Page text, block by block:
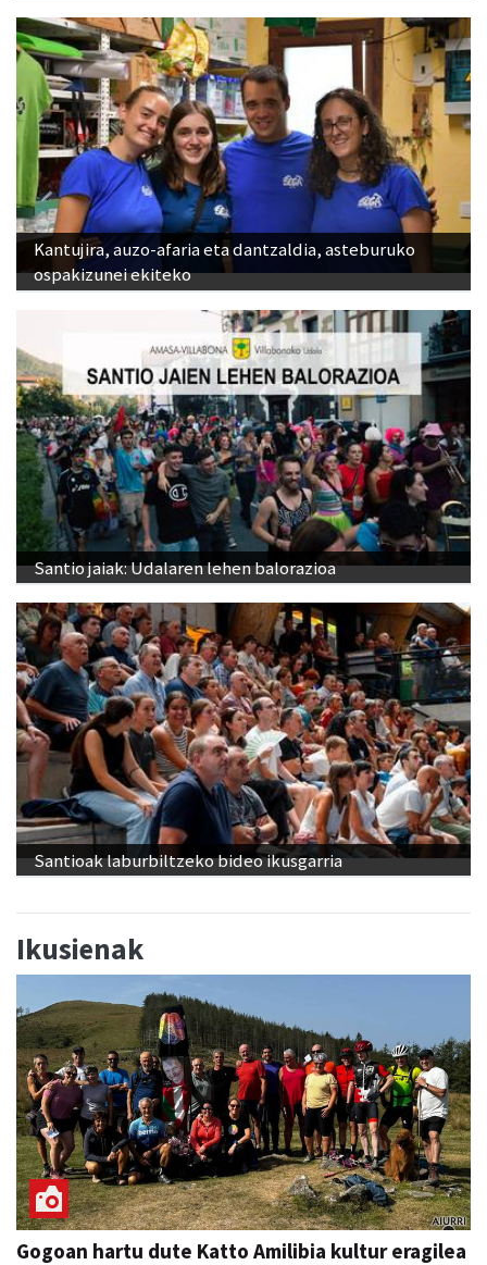
Kantujira, auzo-afaria eta dantzaldia, asteburuko
ospakizunei ekiteko
Santio jaiak: Udalaren lehen balorazioa
Santioak laburbiltzeko bideo ikusgarria
Ikusienak
Gogoan hartu dute Katto Amilibia kultur eragilea